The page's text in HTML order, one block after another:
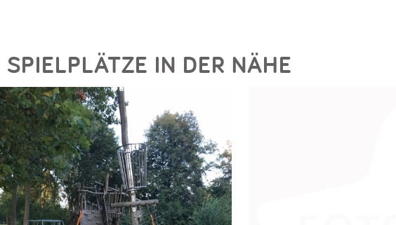
SPIELPLÄTZE IN DER NÄHE